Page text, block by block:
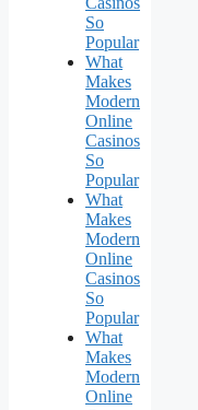
So
Popular
What
Makes
Modern
Online
Casinos
So
Popular
What
Makes
Modern
Online
Casinos
So
Popular
What
Makes
Modern
Online